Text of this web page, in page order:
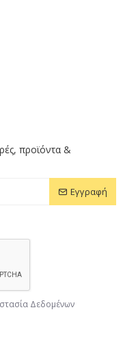
προϊόντα &
Εγγραφή
Δεδομένων